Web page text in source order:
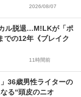
2026/08/07
ル脱退…M!LKが「ポ
での12年《ブレイク
11時間前
36歳男性ライターの
る“頭皮のニオ